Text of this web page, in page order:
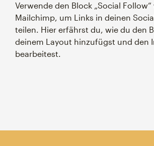
Verwende den Block „Social Follow“
Mailchimp, um Links in deinen
teilen. Hier erfährst du, wie du den
deinem Layout hinzufügst und den
bearbeitest.